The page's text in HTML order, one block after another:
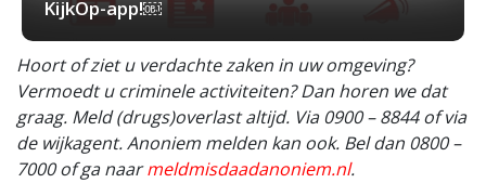
KijkOp-app!￼
Hoort of ziet u verdachte zaken in uw omgeving?
Vermoedt u criminele activiteiten? Dan horen we dat
graag. Meld (drugs)overlast altijd. Via 0900 – 8844 of via
de wijkagent. Anoniem melden kan ook. Bel dan 0800 –
7000 of ga naarmeldmisdaadanoniem.nl.